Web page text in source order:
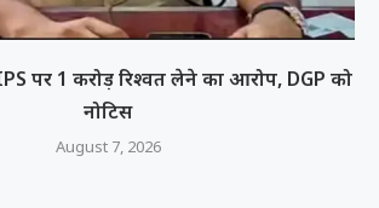
पर 1 करोड़ रिश्वत लेने का आरोप, DGP को
नोटिस
August 7, 2026